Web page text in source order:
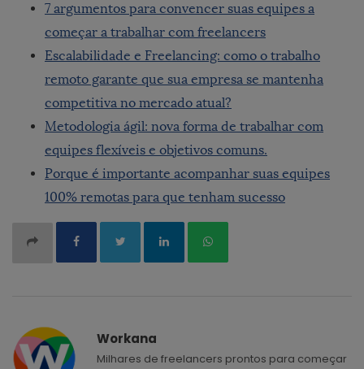
7 argumentos para convencer suas equipes a
começar a trabalhar com freelancers
Escalabilidade e Freelancing: como o trabalho
remoto garante que sua empresa se mantenha
competitiva no mercado atual?
Metodologia ágil: nova forma de trabalhar com
equipes flexíveis e objetivos comuns.
Porque é importante acompanhar suas equipes
100% remotas para que tenham sucesso
Workana
Milhares de freelancers prontos para começar